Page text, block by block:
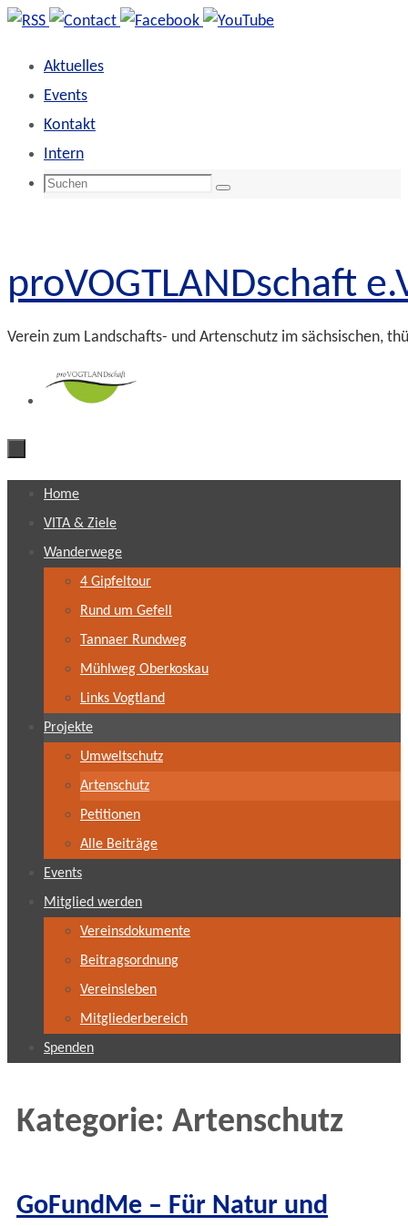
Zum
springen
Aktuelles
Events
Kontakt
Intern
Suchen
Suchen
proVOGTLANDschaft
Verein zum Landschafts- und Artenschutz im sächsischen,
Inhalt
springen
Home
VITA & Ziele
Wanderwege
4 Gipfeltour
Rund um Gefell
Tannaer Rundweg
Mühlweg Oberkoskau
Links Vogtland
Projekte
Umweltschutz
Artenschutz
Petitionen
Alle Beiträge
Events
Mitglied werden
Vereinsdokumente
Beitragsordnung
Vereinsleben
Mitgliederbereich
Spenden
Kategorie: Artenschutz
GoFundMe – Für Natur und